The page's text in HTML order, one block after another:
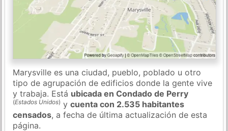
Marysville es una ciudad, pueblo, poblado u otro
tipo de agrupación de edificios donde la gente vive
y trabaja. Está ubicada en Condado de Perry
(Estados Unidos) ycuenta con 2.535 habitantes
censados, a fecha de última actualización de esta
página.